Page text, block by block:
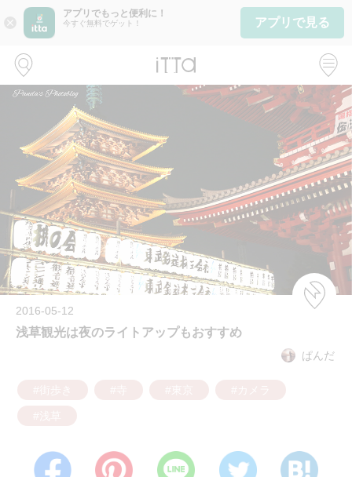
close
アプリでもっと便利に！
今すぐ無料でゲット！ アプリで見る
2016-05-12
浅草観光は夜のライトアップもおすすめ
ぱんだ